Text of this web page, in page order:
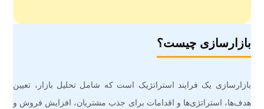
بازارسازی چیست؟
بازارسازی یک فرایند استراتژیک است که شامل تحلیل بازار، تعیین
هدف‌ها، استراتژی‌ها و اقدامات برای جذب مشتریان، افزایش فروش و